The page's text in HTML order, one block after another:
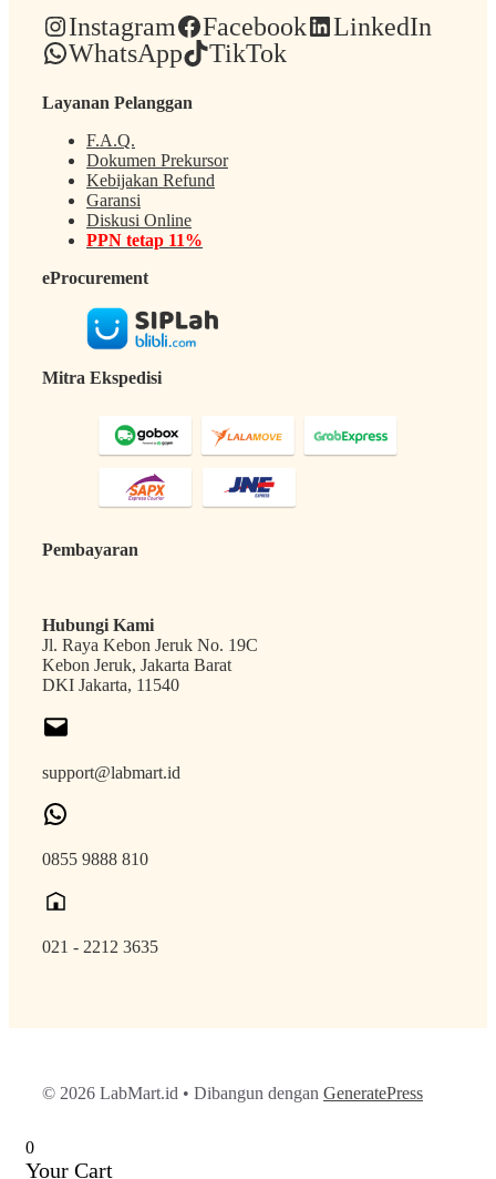
Instagram Facebook
LinkedIn
WhatsApp
TikTok
Layanan Pelanggan
F.A.Q.
Dokumen Prekursor
Kebijakan Refund
Garansi
Diskusi Online
PPN tetap 11%
eProcurement
Mitra Ekspedisi
Pembayaran
Hubungi Kami
Jl. Raya Kebon Jeruk No. 19C
Kebon Jeruk, Jakarta Barat
DKI Jakarta, 11540
support@labmart.id
0855 9888 810
021 - 2212 3635
© 2026 LabMart.id • Dibangun dengan GeneratePress
0
Your Cart